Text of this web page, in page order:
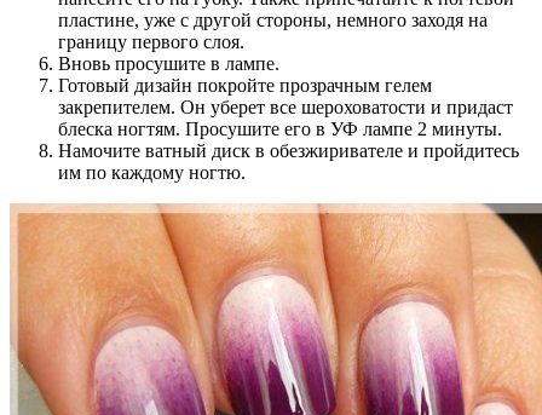
пластине, уже с другой стороны, немного заходя на
границу первого слоя.
Вновь просушите в лампе.
Готовый дизайн покройте прозрачным гелем
закрепителем. Он уберет все шероховатости и придаст
блеска ногтям. Просушите его в УФ лампе 2 минуты.
Намочите ватный диск в обезжиривателе и пройдитесь
им по каждому ногтю.